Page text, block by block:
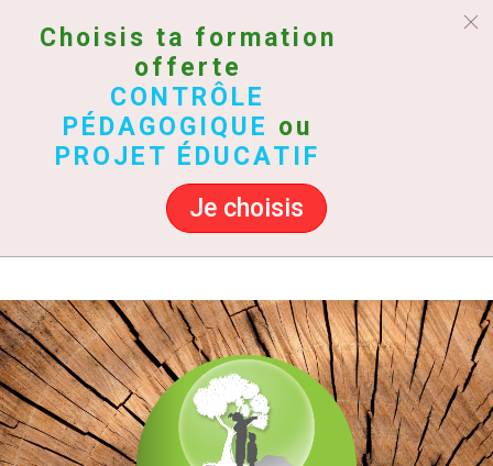
Choisis ta formation
offerte
CONTRÔLE
PÉDAGOGIQUE ou
PROJET ÉDUCATIF
Je choisis